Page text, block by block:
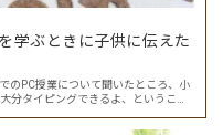
学ぶときに子供に伝えた
のPC授業について聞いたところ、小
分タイピングできるよ、ということ